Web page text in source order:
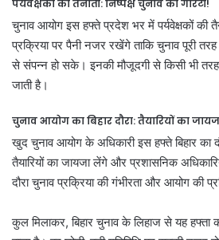
पर्यवेक्षकों की तैनाती: निष्पक्ष चुनाव की गारंटी!
चुनाव आयोग इस हफ्ते प्रदेश भर में पर्यवेक्षकों की
प्रक्रिया पर पैनी नजर रखेंगे ताकि चुनाव पूरी तरह
से संपन्न हो सके। इनकी मौजूदगी से किसी भी
जाती है।
चुनाव आयोग का बिहार दौरा: तैयारियों का
खुद चुनाव आयोग के अधिकारी इस हफ्ते बिहार का
तैयारियों का जायजा लेंगे और प्रशासनिक
दौरा चुनाव प्रक्रिया की गंभीरता और आयोग की
कुल मिलाकर, बिहार चुनाव के लिहाज से यह हफ्ता